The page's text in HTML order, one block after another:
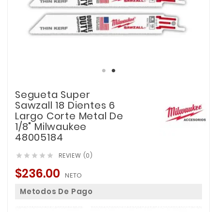
Segueta Super
Sawzall 18 Dientes 6
Largo Corte Metal De
1/8" Milwaukee
48005184
     REVIEW (0)
$236.00 NETO
Metodos De Pago